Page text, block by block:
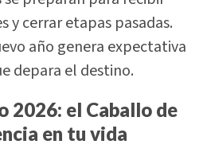
y cerrar etapas pasadas.
año genera expectativa
depara el destino.
2026: el Caballo de
en tu vida